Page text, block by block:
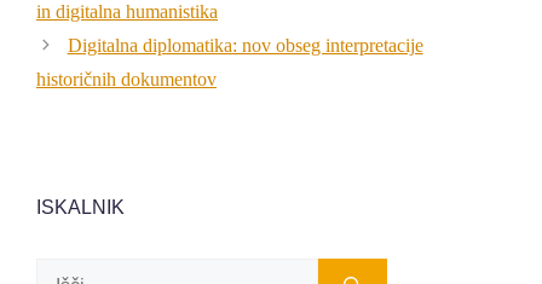
in digitalna humanistika
Digitalna diplomatika: nov obseg interpretacije
historičnih dokumentov
ISKALNIK
Išči: